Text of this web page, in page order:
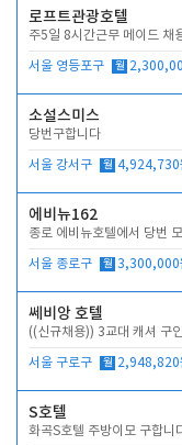
로프트관광호텔
주5일 8시간근무 메이드 채
서울 영등포구 월
소설스미스
당번구합니다
서울 강서구 월 4,924,730
에비뉴162
종로 에비뉴호텔에서 당번
서울 종로구 월 3,300,000
쎄비앙 호텔
((신규채용)) 3교대 캐셔 구
서울 구로구 월 2,948,820
S호텔
화곡S호텔 주방이모 구합니